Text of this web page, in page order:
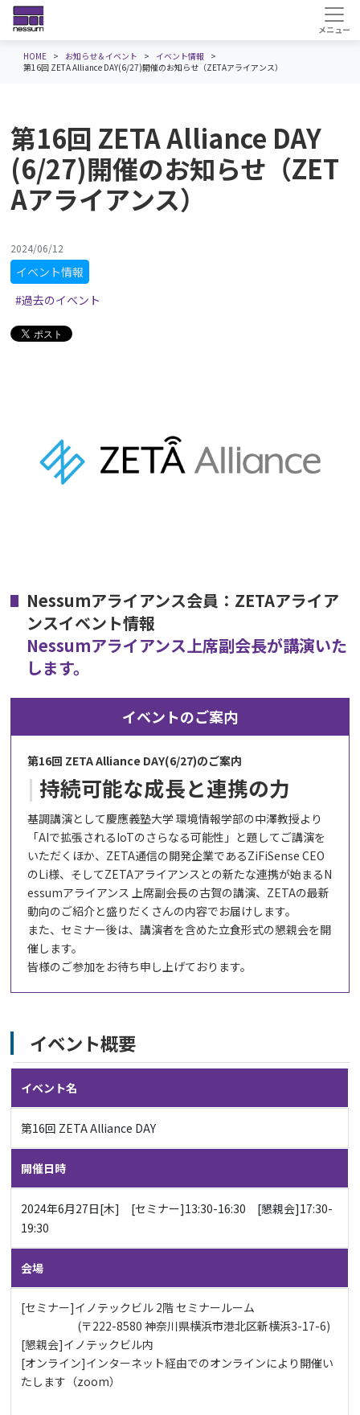
HOME お知らせ＆イベント
イベント情報
第16回 ZETA Alliance DAY(6/27)開催のお知らせ（ZETAアライアンス）
第16回 ZETA Alliance DAY
(6/27)開催のお知らせ（ZET
Aアライアンス）
2024/06/12
イベント情報
#過去のイベント
Nessumアライアンス会員：ZETAアライア
ンスイベント情報
Nessumアライアンス上席副会長が講演いた
します。
イベントのご案内
第16回 ZETA Alliance DAY(6/27)のご案内
持続可能な成長と連携の力
基調講演として慶應義塾大学 環境情報学部の中澤教授より
「AIで拡張されるIoTのさらなる可能性」と題してご講演を
いただくほか、ZETA通信の開発企業であるZiFiSense CEO
のLi様、そしてZETAアライアンスとの新たな連携が始まるN
essumアライアンス 上席副会長の古賀の講演、ZETAの最新
動向のご紹介と盛りだくさんの内容でお届けします。
また、セミナー後は、講演者を含めた立食形式の懇親会を開
催します。
皆様のご参加をお待ち申し上げております。
イベント概要
イベント名
第16回 ZETA Alliance DAY
開催日時
2024年6月27日[木] [セミナー]13:30-16:30 [懇親会]17:30-
19:30
会場
[セミナー]イノテックビル 2階 セミナールーム
(〒222-8580 神奈川県横浜市港北区新横浜3-17-6)
[懇親会]イノテックビル内
[オンライン]インターネット経由でのオンラインにより開催い
たします（zoom）